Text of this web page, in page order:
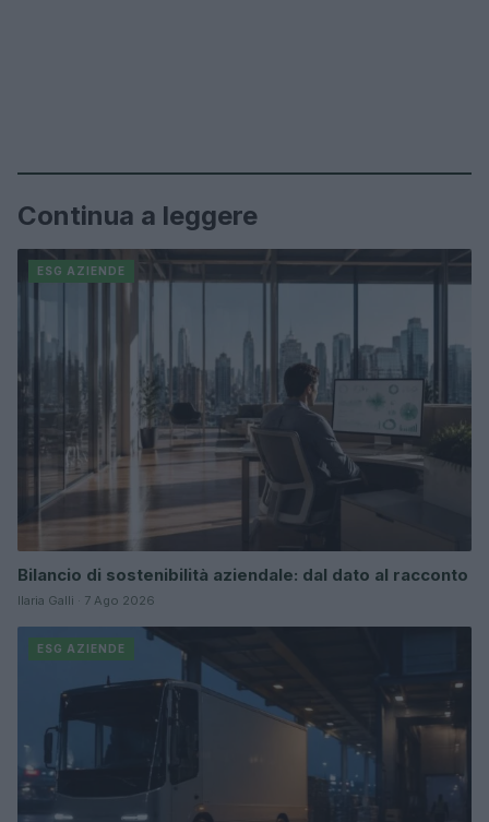
Continua a leggere
ESG AZIENDE
Bilancio di sostenibilità aziendale: dal dato al racconto
Ilaria Galli · 7 Ago 2026
ESG AZIENDE